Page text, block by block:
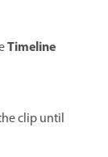
Timeline
clip until